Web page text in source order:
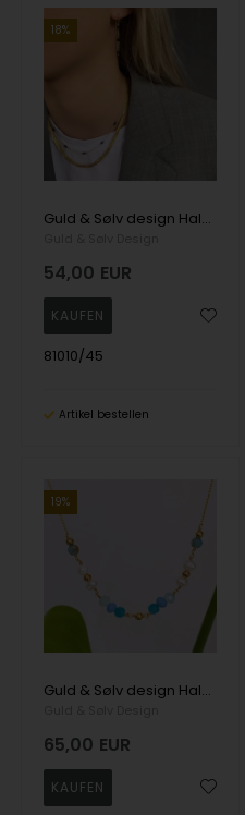
18%
Guld & Sølv design Halskette, model 81010/45
54,00 EUR
81010/45
Artikel bestellen
19%
Guld & Sølv design Halskette, model 81009/45/F
65,00 EUR